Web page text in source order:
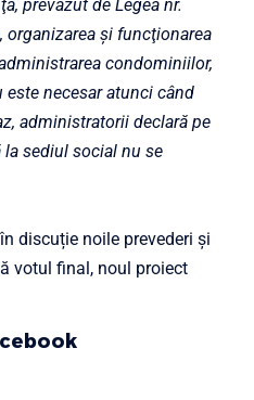
prevăzut de Legea nr.
organizarea şi funcţionarea
condominiilor,
necesar atunci când
administratorii declară pe
sediul social nu se
discuție noile prevederi și
votul final, noul proiect